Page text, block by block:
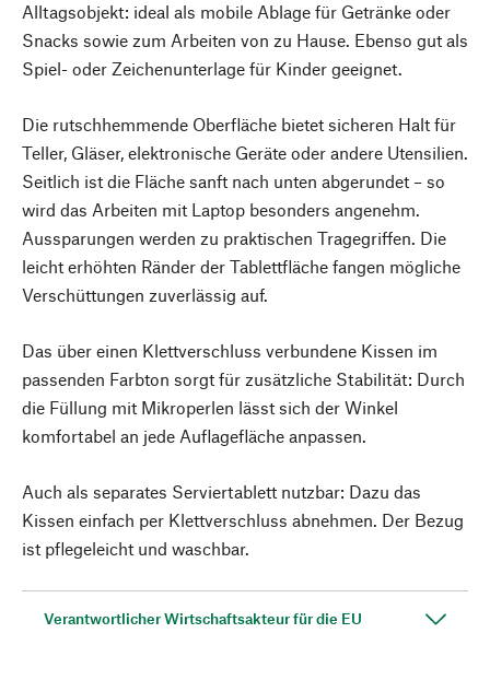
Alltagsobjekt: ideal als mobile Ablage für Getränke oder
Snacks sowie zum Arbeiten von zu Hause. Ebenso gut als
Spiel- oder Zeichenunterlage für Kinder geeignet.
Die rutschhemmende Oberfläche bietet sicheren Halt für
Teller, Gläser, elektronische Geräte oder andere Utensilien.
Seitlich ist die Fläche sanft nach unten abgerundet – so
wird das Arbeiten mit Laptop besonders angenehm.
Aussparungen werden zu praktischen Tragegriffen. Die
leicht erhöhten Ränder der Tablettfläche fangen mögliche
Verschüttungen zuverlässig auf.
Das über einen Klettverschluss verbundene Kissen im
passenden Farbton sorgt für zusätzliche Stabilität: Durch
die Füllung mit Mikroperlen lässt sich der Winkel
komfortabel an jede Auflagefläche anpassen.
Auch als separates Serviertablett nutzbar: Dazu das
Kissen einfach per Klettverschluss abnehmen. Der Bezug
ist pflegeleicht und waschbar.
Verantwortlicher Wirtschaftsakteur für die EU